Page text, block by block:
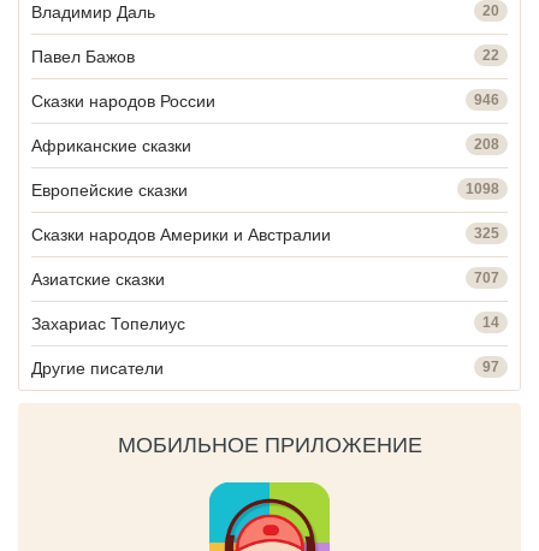
Владимир Даль 20
Павел Бажов 22
Сказки народов России 946
Африканские сказки 208
Европейские сказки 1098
Сказки народов Америки и Австралии 325
Азиатские сказки 707
Захариас Топелиус 14
Другие писатели 97
МОБИЛЬНОЕ ПРИЛОЖЕНИЕ